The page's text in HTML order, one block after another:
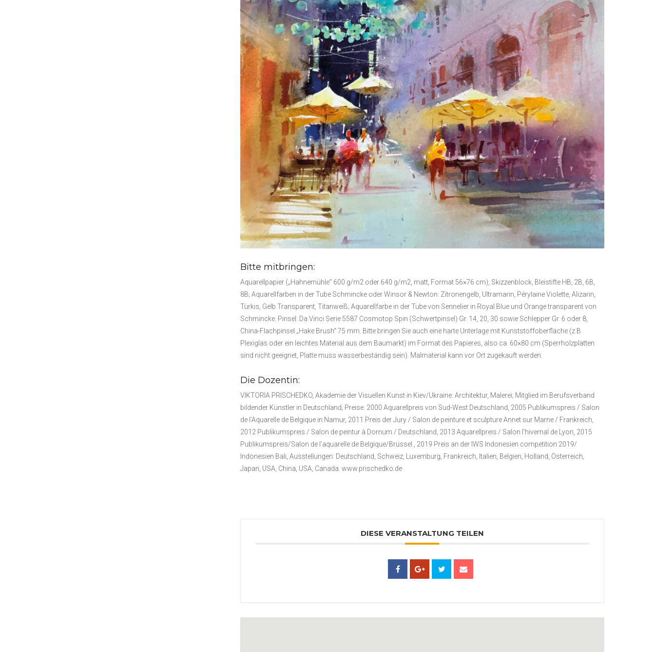
Bitte mitbringen:
Aquarellpapier („Hahnemühle“ 600 g/m2 oder 640 g/m2, matt, Format 56×76 cm), Skizzenblock, Bleistifte HB, 2B, 6B,
8B; Aquarellfarben in der Tube Schmincke oder Winsor & Newton: Zitronengelb, Ultramarin, Pérylaine Violette, Alizarin,
Türkis, Gelb Transparent, Titanweiß; Aquarellfarbe in der Tube von Sennelier in Royal Blue und Orange transparent von
Schmincke. Pinsel: Da Vinci Serie 5587 Cosmotop Spin (Schwertpinsel) Gr. 14, 20, 30 sowie Schlepper Gr. 6 oder 8,
China-Flachpinsel „Hake Brush“ 75 mm. Bitte bringen Sie auch eine harte Unterlage mit Kunststoffoberfläche (z.B.
Plexiglas oder ein leichtes Material aus dem Baumarkt) im Format des Papieres, also ca. 60×80 cm (Sperrholzplatten
sind nicht geeignet, Platte muss wasserbeständig sein). Malmaterial kann vor Ort zugekauft werden.
Die Dozentin:
VIKTORIA PRISCHEDKO, Akademie der Visuellen Kunst in Kiev/Ukraine: Architektur, Malerei; Mitglied im Berufsverband
bildender Künstler in Deutschland; Preise: 2000 Aquarellpreis von Sud-West Deutschland, 2005 Publikumspreis / Salon
de l’Aquarelle de Belgique in Namur, 2011 Preis der Jury / Salon de peinture et sculpture Annet sur Marne / Frankreich,
2012 Publikumspreis / Salon de peintur à Dornum / Deutschland, 2013 Aquarellpreis / Salon l’hivernal de Lyon, 2015
Publikumspreis/Salon de l’aquarelle de Belgique/Brüssel , 2019 Preis an der IWS Indonesien competition 2019/
Indonesien Bali, Ausstellungen: Deutschland, Schweiz, Luxemburg, Frankreich, Italien, Belgien, Holland, Österreich,
Japan, USA, China, USA, Canada. www.prischedko.de
DIESE VERANSTALTUNG TEILEN